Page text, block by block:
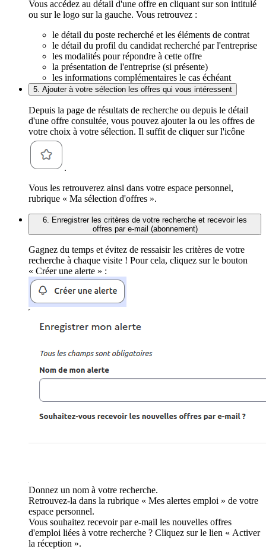
Vous accédez au détail d'une offre en cliquant sur son intitulé
ou sur le logo sur la gauche. Vous retrouvez :
le détail du poste recherché et les éléments de contrat
le détail du profil du candidat recherché par l'entreprise
les modalités pour répondre à cette offre
la présentation de l'entreprise (si présente)
les informations complémentaires le cas échéant
5. Ajouter à votre sélection les offres qui vous intéressent
Depuis la page de résultats de recherche ou depuis le détail
d'une offre consultée, vous pouvez ajouter la ou les offres de
votre choix à votre sélection. Il suffit de cliquer sur l'icône
.
Vous les retrouverez ainsi dans votre espace personnel,
rubrique « Ma sélection d'offres ».
6. Enregistrer les critères de votre recherche et recevoir les
offres par e-mail (abonnement)
Gagnez du temps et évitez de ressaisir les critères de votre
recherche à chaque visite ! Pour cela, cliquez sur le bouton
« Créer une alerte » :
Donnez un nom à votre recherche.
Retrouvez-la dans la rubrique « Mes alertes emploi » de votre
espace personnel.
Vous souhaitez recevoir par e-mail les nouvelles offres
d'emploi liées à votre recherche ? Cliquez sur le lien « Activer
la réception ».